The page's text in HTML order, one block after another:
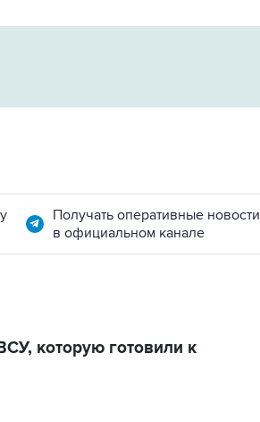
Получать оперативные новости
в официальном канале
которую готовили к